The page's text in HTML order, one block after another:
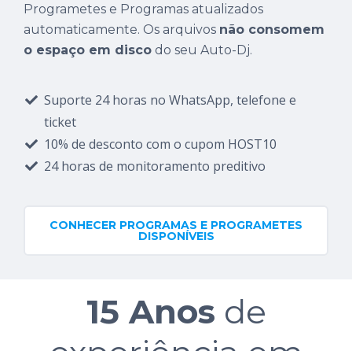
Programetes e Programas atualizados
automaticamente. Os arquivos não consomem
o espaço em disco do seu Auto-Dj.
Suporte 24 horas no WhatsApp, telefone e
ticket
10% de desconto com o cupom HOST10
24 horas de monitoramento preditivo
CONHECER PROGRAMAS E PROGRAMETES
DISPONÍVEIS
15 Anos de